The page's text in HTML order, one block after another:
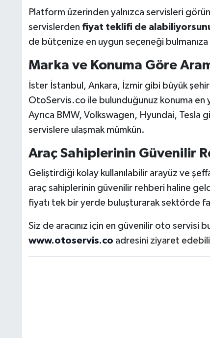
Platform üzerinden yalnızca servisleri
servislerden fiyat teklifi de
de bütçenize en uygun seçeneği
Marka ve Konuma Göre
İster İstanbul, Ankara, İzmir gibi büyük
OtoServis.co ile bulunduğunuz konuma en
Ayrıca BMW, Volkswagen, Hyundai, Tesla
servislere ulaşmak mümkün.
Araç Sahiplerinin Güvenilir
Geliştirdiği kolay kullanılabilir arayüz ve
araç sahiplerinin güvenilir rehberi haline
fiyatı tek bir yerde buluşturarak sektörde
Siz de aracınız için en güvenilir oto servisi
www.otoservis.co adresini ziyaret